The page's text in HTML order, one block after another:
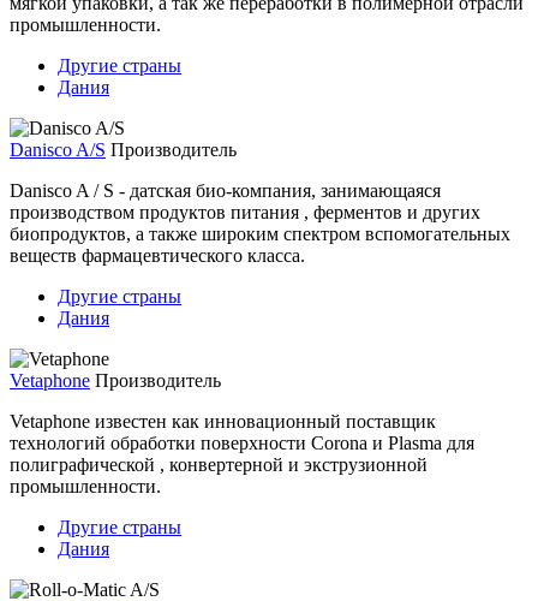
промышленности.
Другие страны
Дания
Danisco A/S Производитель
Danisco A / S - датская био-компания, занимающаяся
производством продуктов питания , ферментов и других
биопродуктов, а также широким спектром вспомогательных
веществ фармацевтического класса.
Другие страны
Дания
Vetaphone Производитель
Vetaphone известен как инновационный поставщик
технологий обработки поверхности Corona и Plasma для
полиграфической , конвертерной и экструзионной
промышленности.
Другие страны
Дания